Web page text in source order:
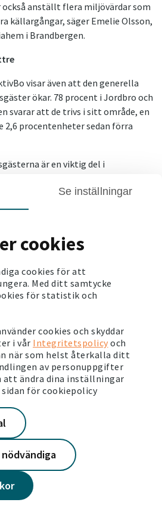
Se inställningar
cookies
cookies för att
Med ditt samtycke
för statistik och
cookies och skyddar
i vår Integritetspolicy och
när som helst återkalla ditt
av personuppgifter
att ändra dina inställningar
för cookiepolicy
också anställt flera miljövärdar som
källargångar, säger Emelie Olsson,
i Brandbergen.
visar även att den generella
ökar. 78 procent i Jordbro och
svarar att de trivs i sitt område, en
2,6 procentenheter sedan förra
är en viktig del i
deltar och feriejobb för
som bidragit till de positiva
gör vi bäst tillsammans med
också räknas in, säger Filip
nya seniorlägenheter i
tillsammans med